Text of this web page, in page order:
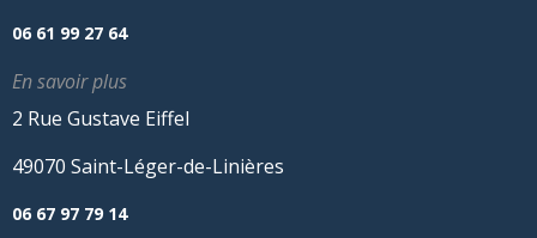
06 61 99 27 64
En savoir plus
2 Rue Gustave Eiffel
49070 Saint-Léger-de-Linières
06 67 97 79 14